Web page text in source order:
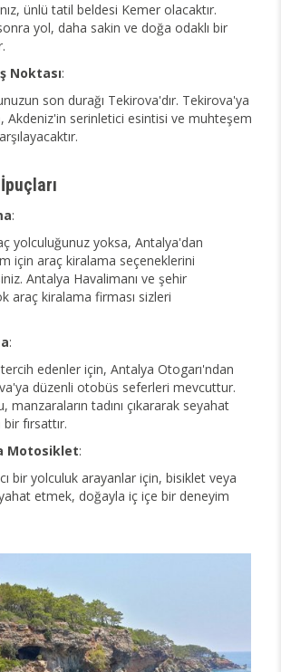
ünlü tatil beldesi Kemer olacaktır.
yol, daha sakin ve doğa odaklı bir
Noktası:
son durağı Tekirova'dır. Tekirova'ya
Akdeniz'in serinletici esintisi ve muhteşem
:
yolculuğunuz yoksa, Antalya'dan
için araç kiralama seçeneklerini
Antalya Havalimanı ve şehir
araç kiralama firması sizleri
:
edenler için, Antalya Otogarı'ndan
düzenli otobüs seferleri mevcuttur.
manzaraların tadını çıkararak seyahat
fırsattır.
Motosiklet:
bir yolculuk arayanlar için, bisiklet veya
etmek, doğayla iç içe bir deneyim